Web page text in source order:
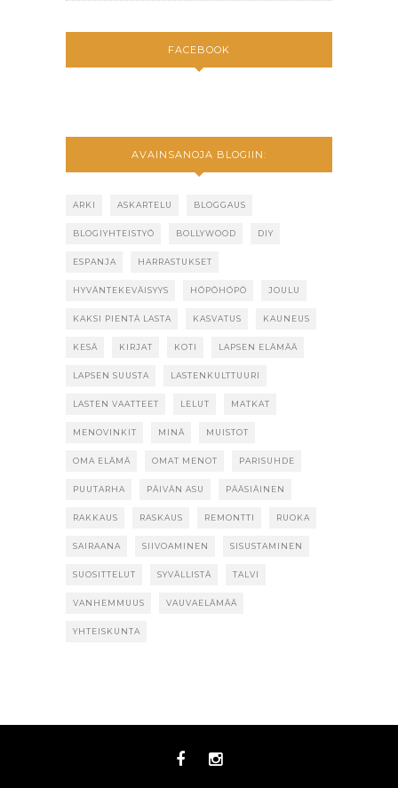
FACEBOOK
AVAINSANOJA BLOGIIN:
ARKI ASKARTELU BLOGGAUS
BLOGIYHTEISTYÖ BOLLYWOOD DIY
ESPANJA HARRASTUKSET
HYVÄNTEKEVÄISYYS HÖPÖHÖPÖ JOULU
KAKSI PIENTÄ LASTA KASVATUS KAUNEUS
KESÄ KIRJAT KOTI LAPSEN ELÄMÄÄ
LAPSEN SUUSTA LASTENKULTTUURI
LASTEN VAATTEET LELUT MATKAT
MENOVINKIT MINÄ MUISTOT
OMA ELÄMÄ OMAT MENOT PARISUHDE
PUUTARHA PÄIVÄN ASU PÄÄSIÄINEN
RAKKAUS RASKAUS REMONTTI RUOKA
SAIRAANA SIIVOAMINEN SISUSTAMINEN
SUOSITTELUT SYVÄLLISTÄ TALVI
VANHEMMUUS VAUVAELÄMÄÄ
YHTEISKUNTA